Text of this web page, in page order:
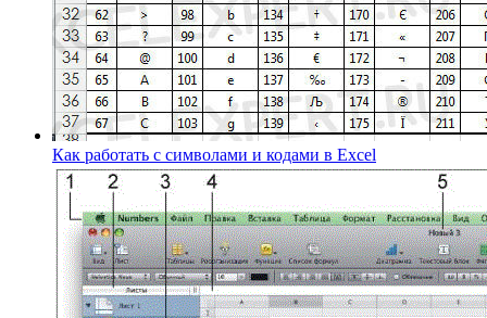
Как работать с символами и кодами в Excel